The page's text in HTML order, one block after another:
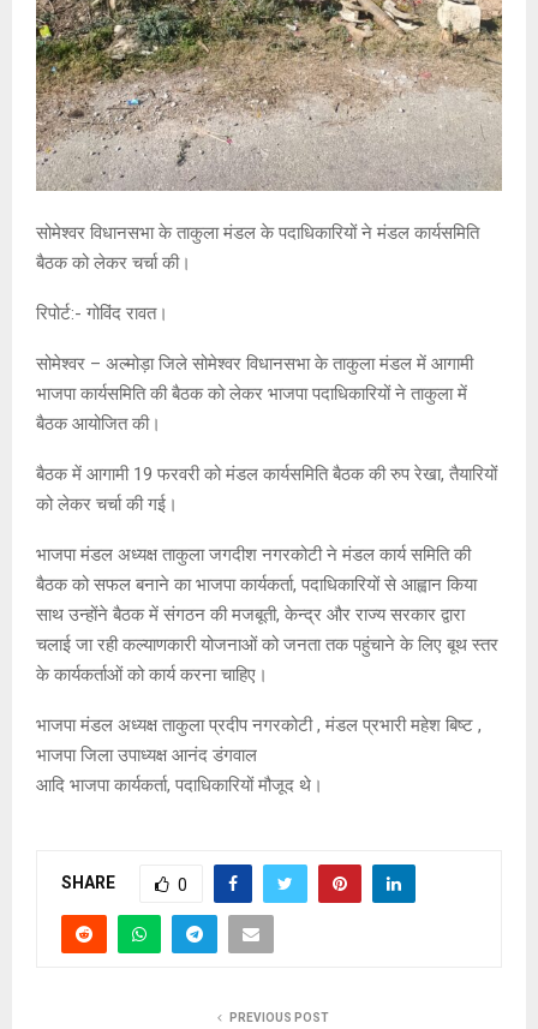
सोमेश्वर विधानसभा के ताकुला मंडल के पदाधिकारियों ने मंडल कार्यसमिति
बैठक को लेकर चर्चा की।
रिपोर्ट:- गोविंद रावत।
सोमेश्वर – अल्मोड़ा जिले सोमेश्वर विधानसभा के ताकुला मंडल में आगामी
भाजपा कार्यसमिति की बैठक को लेकर भाजपा पदाधिकारियों ने ताकुला में
बैठक आयोजित की।
बैठक में आगामी 19 फरवरी को मंडल कार्यसमिति बैठक की रुप रेखा, तैयारियों
को लेकर चर्चा की गई।
भाजपा मंडल अध्यक्ष ताकुला जगदीश नगरकोटी ने मंडल कार्य समिति की
बैठक को सफल बनाने का भाजपा कार्यकर्ता, पदाधिकारियों से आह्वान किया
साथ उन्होंने बैठक में संगठन की मजबूती, केन्द्र और राज्य सरकार द्वारा
चलाई जा रही कल्याणकारी योजनाओं को जनता तक पहुंचाने के लिए बूथ स्तर
के कार्यकर्ताओं को कार्य करना चाहिए।
भाजपा मंडल अध्यक्ष ताकुला प्रदीप नगरकोटी , मंडल प्रभारी महेश बिष्ट ,
भाजपा जिला उपाध्यक्ष आनंद डंगवाल
आदि भाजपा कार्यकर्ता, पदाधिकारियों मौजूद थे।
SHARE 0
PREVIOUS POST